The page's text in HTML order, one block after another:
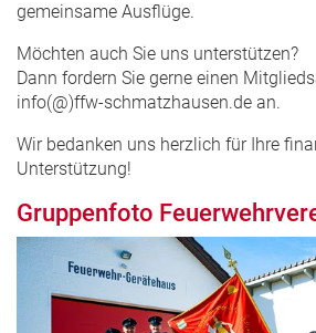
gemeinsame Ausflüge.
Möchten auch Sie uns unterstützen?
Dann fordern Sie gerne einen
info(@)ffw-schmatzhausen.de an.
Wir bedanken uns herzlich für Ihre
Unterstützung!
Gruppenfoto